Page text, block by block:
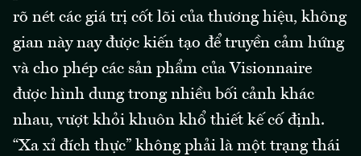
rõ nét các giá trị cốt lõi của thương hiệu, không
gian này nay được kiến tạo để truyền cảm hứng
và cho phép các sản phẩm của Visionnaire
được hình dung trong nhiều bối cảnh khác
nhau, vượt khỏi khuôn khổ thiết kế cố định.
“Xa xỉ đích thực” không phải là một trạng thái